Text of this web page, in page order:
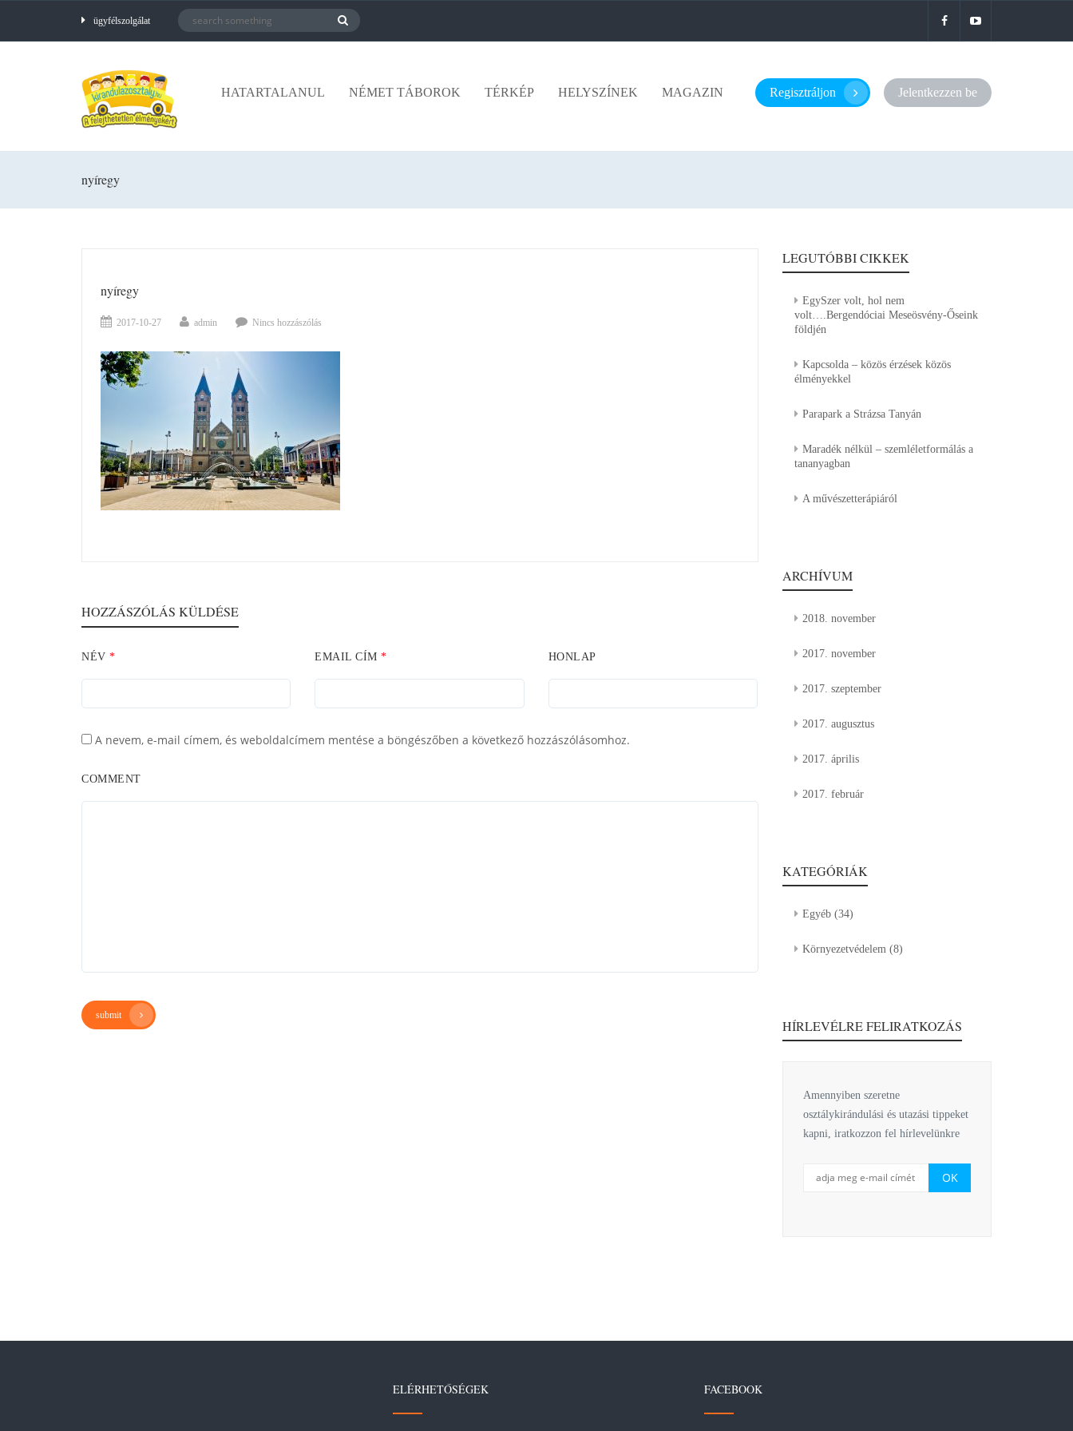
ügyfélszolgálat
Regisztráljon Jelentkezzen be
HATARTALANUL NÉMET TÁBOROK TÉRKÉP HELYSZÍNEK MAGAZIN
nyíregy
nyíregy
2017-10-27 admin Nincs hozzászólás
HOZZÁSZÓLÁS KÜLDÉSE
NÉV * EMAIL CÍM* HONLAP
A nevem, e-mail címem, és weboldalcímem mentése a böngészőben a következő hozzászólásomhoz.
COMMENT
submit
LEGUTÓBBI CIKKEK
EgySzer volt, hol nem
volt….Bergendóciai Meseösvény-Őseink
földjén
Kapcsolda – közös érzések közös
élményekkel
Parapark a Strázsa Tanyán
Maradék nélkül – szemléletformálás a
tananyagban
A művészetterápiáról
ARCHÍVUM
2018. november
2017. november
2017. szeptember
2017. augusztus
2017. április
2017. február
KATEGÓRIÁK
Egyéb(34)
Környezetvédelem (8)
HÍRLEVÉLRE FELIRATKOZÁS
Amennyiben szeretne
osztálykirándulási és utazási tippeket
kapni, iratkozzon fel hírlevelünkre
ELÉRHETŐSÉGEK FACEBOOK